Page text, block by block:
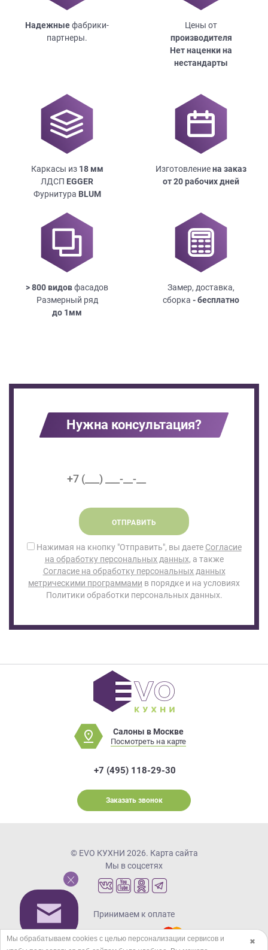
Надежныефабрики-
партнеры.
Цены от
производителя
Нет наценки на
нестандарты
Каркасы из 18мм
ЛДСП EGGER
Фурнитура BLUM
Изготовлениена заказ
от 20 рабочих дней
> 800 видовфасадов
Размерный ряд
до 1мм
Замер, доставка,
сборка - бесплатно
Нужна консультация?
ОТПРАВИТЬ
Нажимая на кнопку "Отправить", вы даете Согласие
на обработку персональных данных, а также
Согласие на обработку персональных данных
метрическими программами в порядке и на условиях
Политики обработки персональных данных.
Салоны в Москве
Посмотреть на карте
+7 (495) 118-29-30
Заказать звонок
© EVO КУХНИ 2026. Карта сайта
Мы в соцсетях
Принимаем к оплате
✖
Мы обрабатываем cookies с целью персонализации сервисов и